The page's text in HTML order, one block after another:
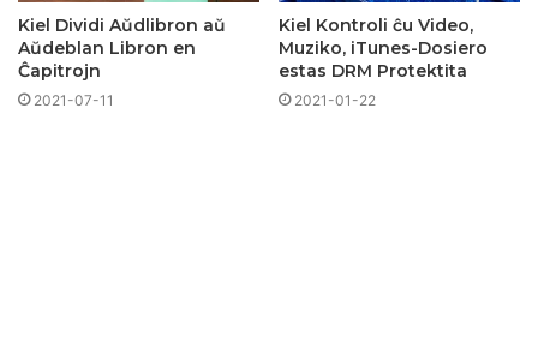
Kiel Dividi Aŭdlibron aŭ
Aŭdeblan Libron en
Ĉapitrojn
2021-07-11
Kiel Kontroli ĉu Video,
Muziko, iTunes-Dosiero
estas DRM Protektita
2021-01-22